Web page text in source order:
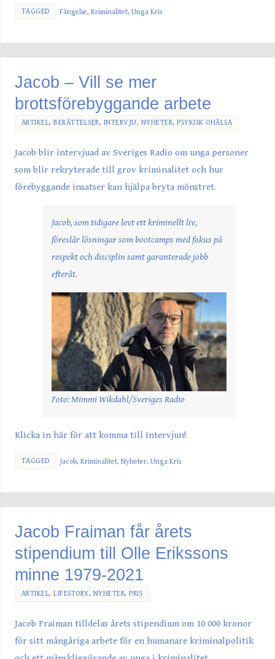
TAGGED Fängelse, Kriminalitet, Unga Kris
Jacob – Vill se mer
brottsförebyggande arbete
ARTIKEL,BERÄTTELSER, INTERVJU, NYHETER,PSYKISK OHÄLSA
Jacob blir intervjuad av Sveriges Radio om unga personer
som blir rekryterade till grov kriminalitet och hur
förebyggande insatser kan hjälpa bryta mönstret.
Jacob, som tidigare levt ett kriminellt liv,
föreslår lösningar som bootcamps med fokus på
respekt och disciplin samt garanterade jobb
efteråt.
Foto: Mimmi Wikdahl/Sveriges Radio
Klicka in här för att komma till intervjun!
TAGGED Jacob, Kriminalitet, Nyheter, Unga Kris
Jacob Fraiman får årets
stipendium till Olle Erikssons
minne 1979-2021
ARTIKEL,LIFESTORY, NYHETER,PRIS
Jacob Fraiman tilldelas årets stipendium om 10 000 kronor
för sitt mångåriga arbete för en humanare kriminalpolitik